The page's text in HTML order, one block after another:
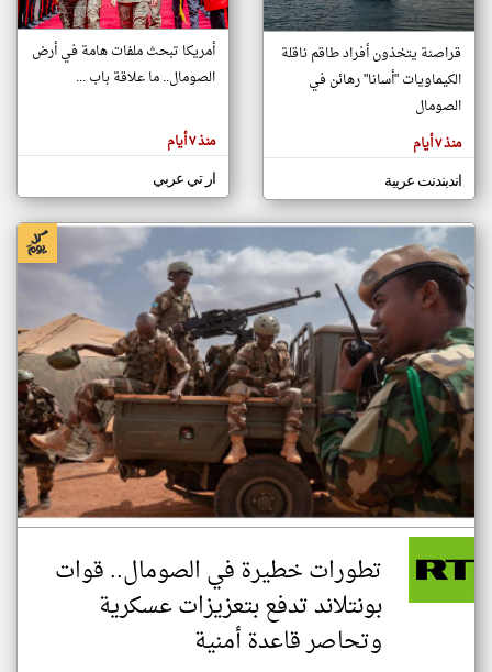
تغيير الدولة
اخبار الصومال على مدار الساعة
أهم اخبار الصومال العاجلة والمباشرة
المقالات
هنا عن
وجهة
كاتبيها.
قراصنة يتخذون أفراد طاقم ناقلة
الكيماويات "أسانا" رهائن في
الصومال
منذ ٧ أيام
اندبندنت عربية
أمريكا تبحث ملفات هامة في أرض
الصومال.. ما علاقة باب ...
منذ ٧ أيام
ار تي عربي
تطورات خطيرة في الصومال.. قوات
بونتلاند تدفع بتعزيزات عسكرية
وتحاصر قاعدة أمنية
klyoum.com